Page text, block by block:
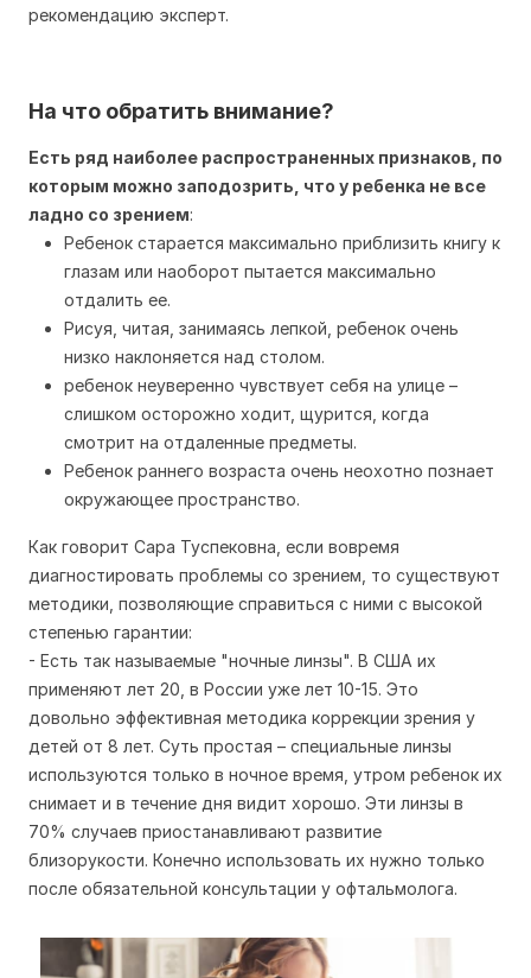
рекомендацию эксперт.
На что обратить внимание?
Есть ряд наиболее распространенных признаков, по
которым можно заподозрить, что у ребенка не все
ладно со зрением:
Ребенок старается максимально приблизить книгу к
глазам или наоборот пытается максимально
отдалить ее.
Рисуя, читая, занимаясь лепкой, ребенок очень
низко наклоняется над столом.
ребенок неуверенно чувствует себя на улице –
слишком осторожно ходит, щурится, когда
смотрит на отдаленные предметы.
Ребенок раннего возраста очень неохотно познает
окружающее пространство.
Как говорит Сара Туспековна, если вовремя
диагностировать проблемы со зрением, то существуют
методики, позволяющие справиться с ними с высокой
степенью гарантии:
- Есть так называемые "ночные линзы". В США их
применяют лет 20, в России уже лет 10-15. Это
довольно эффективная методика коррекции зрения у
детей от 8 лет. Суть простая – специальные линзы
используются только в ночное время, утром ребенок их
снимает и в течение дня видит хорошо. Эти линзы в
70% случаев приостанавливают развитие
близорукости. Конечно использовать их нужно только
после обязательной консультации у офтальмолога.